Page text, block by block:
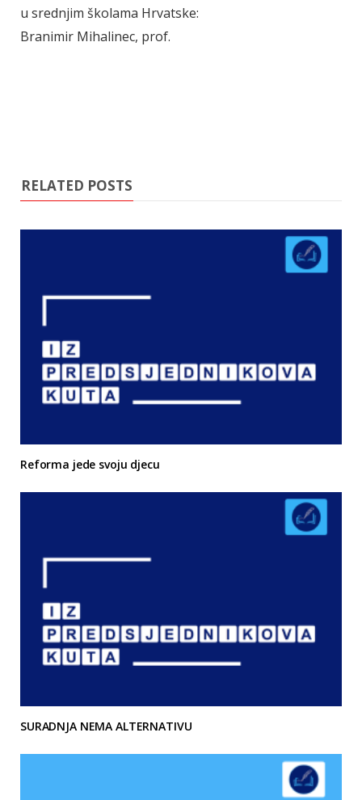
u srednjim školama Hrvatske:
Branimir Mihalinec, prof.
RELATED POSTS
Reforma jede svoju djecu
SURADNJA NEMA ALTERNATIVU